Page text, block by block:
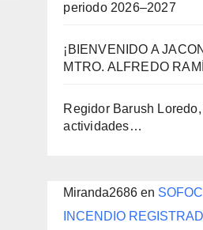
periodo 2026–2027
¡BIENVENIDO A
MTRO. ALFREDO
Regidor Barush
actividades…
Miranda2686 en
INCENDIO